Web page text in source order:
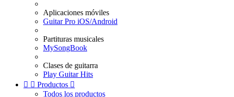
Aplicaciones móviles
Guitar Pro iOS/Android
Partituras musicales
MySongBook
Clases de guitarra
Play Guitar Hits
  Productos 
Todos los productos